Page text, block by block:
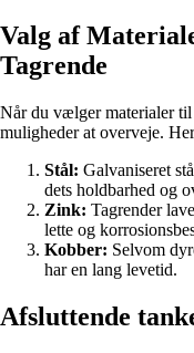
Valg af
Tagrende
Når du vælger materialer til
muligheder at overveje.
Stål: Galvaniseret
dets holdbarhed og
Zink: Tagrender
lette og
Kobber: Selvom
har en lang levetid.
Afsluttende